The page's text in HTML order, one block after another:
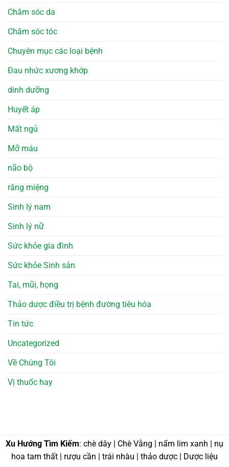
Chăm sóc da
Chăm sóc tóc
Chuyên mục các loại bệnh
Đau nhức xương khớp
dinh dưỡng
Huyết áp
Mất ngủ
Mỡ máu
não bộ
răng miệng
Sinh lý nam
Sinh lý nữ
Sức khỏe gia đình
Sức khỏe Sinh sản
Tai, mũi, họng
Thảo dược điều trị bệnh đường tiêu hóa
Tin tức
Uncategorized
Về Chúng Tôi
Vị thuốc hay
Xu Hướng Tìm Kiếm: chè dây | Chè Vằng | nấm lim xanh | nụ
hoa tam thất | rượu cần | trái nhàu | thảo dược | Dược liệu